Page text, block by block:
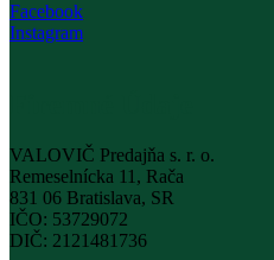
Facebook
Instagram
VALOVIČ Predajňa s. r. o.
Remeselnícka 11, Rača
831 06 Bratislava, SR
IČO: 53729072
DIČ: 2121481736